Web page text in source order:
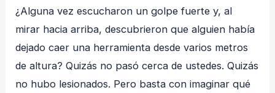
¿Alguna vez escucharon un golpe fuerte y, al
mirar hacia arriba, descubrieron que alguien había
dejado caer una herramienta desde varios metros
de altura? Quizás no pasó cerca de ustedes. Quizás
no hubo lesionados. Pero basta con imaginar qué